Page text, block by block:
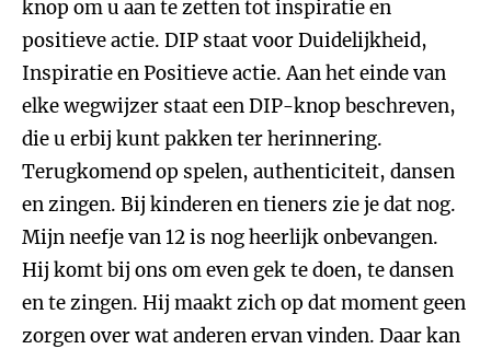
knop om u aan te zetten tot inspiratie en
positieve actie. DIP staat voor Duidelijkheid,
Inspiratie en Positieve actie. Aan het einde van
elke wegwijzer staat een DIP-knop beschreven,
die u erbij kunt pakken ter herinnering.
Terugkomend op spelen, authenticiteit, dansen
en zingen. Bij kinderen en tieners zie je dat nog.
Mijn neefje van 12 is nog heerlijk onbevangen.
Hij komt bij ons om even gek te doen, te dansen
en te zingen. Hij maakt zich op dat moment geen
zorgen over wat anderen ervan vinden. Daar kan